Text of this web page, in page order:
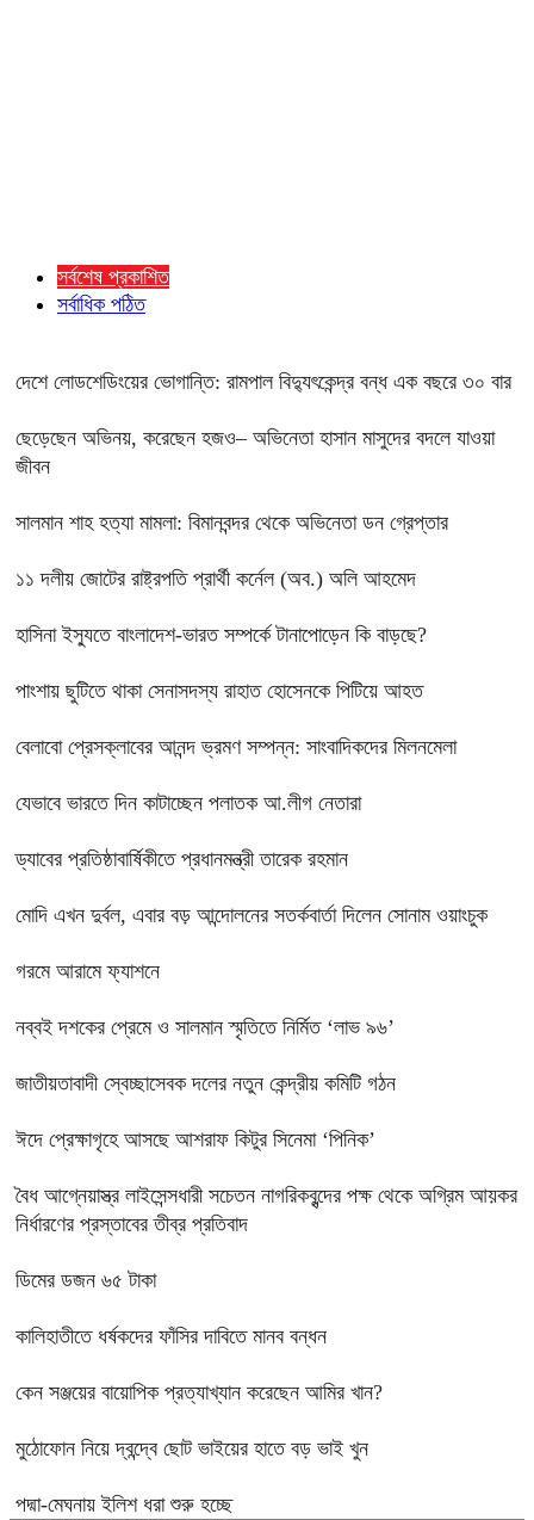
সর্বশেষ প্রকাশিত
সর্বাধিক পঠিত
দেশে লোডশেডিংয়ের ভোগান্তি: রামপাল বিদ্যুৎকেন্দ্র বন্ধ এক বছরে ৩০ বার
ছেড়েছেন অভিনয়, করেছেন হজও– অভিনেতা হাসান মাসুদের বদলে যাওয়া
জীবন
সালমান শাহ হত্যা মামলা: বিমানবন্দর থেকে অভিনেতা ডন গ্রেপ্তার
১১ দলীয় জোটের রাষ্ট্রপতি প্রার্থী কর্নেল (অব.) অলি আহমেদ
হাসিনা ইস্যুতে বাংলাদেশ-ভারত সম্পর্কে টানাপোড়েন কি বাড়ছে?
পাংশায় ছুটিতে থাকা সেনাসদস্য রাহাত হোসেনকে পিটিয়ে আহত
বেলাবো প্রেসক্লাবের আনন্দ ভ্রমণ সম্পন্ন: সাংবাদিকদের মিলনমেলা
যেভাবে ভারতে দিন কাটাচ্ছেন পলাতক আ.লীগ নেতারা
ড্যাবের প্রতিষ্ঠাবার্ষিকীতে প্রধানমন্ত্রী তারেক রহমান
মোদি এখন দুর্বল, এবার বড় আন্দোলনের সতর্কবার্তা দিলেন সোনাম ওয়াংচুক
গরমে আরামে ফ্যাশনে
নব্বই দশকের প্রেমে ও সালমান স্মৃতিতে নির্মিত ‘লাভ ৯৬’
জাতীয়তাবাদী স্বেচ্ছাসেবক দলের নতুন কেন্দ্রীয় কমিটি গঠন
ঈদে প্রেক্ষাগৃহে আসছে আশরাফ কিটুর সিনেমা ‘পিনিক’
বৈধ আগ্নেয়াস্ত্র লাইসেন্সধারী সচেতন নাগরিকবৃন্দের পক্ষ থেকে অগ্রিম আয়কর
নির্ধারণের প্রস্তাবের তীব্র প্রতিবাদ
ডিমের ডজন ৬৫ টাকা
কালিহাতীতে ধর্ষকদের ফাঁসির দাবিতে মানব বন্ধন
কেন সঞ্জয়ের বায়োপিক প্রত্যাখ্যান করেছেন আমির খান?
মুঠোফোন নিয়ে দ্বন্দ্বে ছোট ভাইয়ের হাতে বড় ভাই খুন
পদ্মা-মেঘনায় ইলিশ ধরা শুরু হচ্ছে